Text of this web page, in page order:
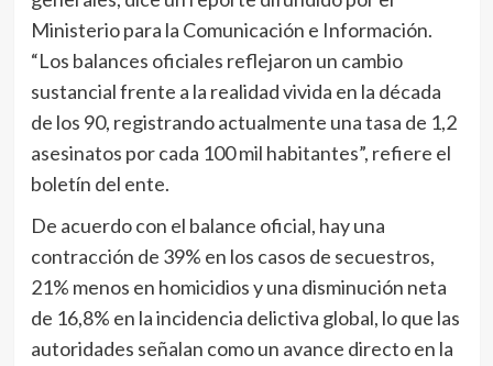
Ministerio para la Comunicación e Información.
“Los balances oficiales reflejaron un cambio
sustancial frente a la realidad vivida en la década
de los 90, registrando actualmente una tasa de 1,2
asesinatos por cada 100 mil habitantes”, refiere el
boletín del ente.
De acuerdo con el balance oficial, hay una
contracción de 39% en los casos de secuestros,
21% menos en homicidios y una disminución neta
de 16,8% en la incidencia delictiva global, lo que las
autoridades señalan como un avance directo en la